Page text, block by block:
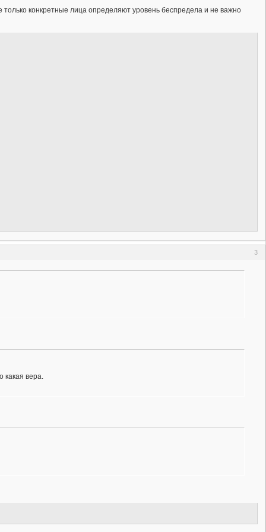
конкретные лица определяют уровень беспредела и не важно
3
какая вера.